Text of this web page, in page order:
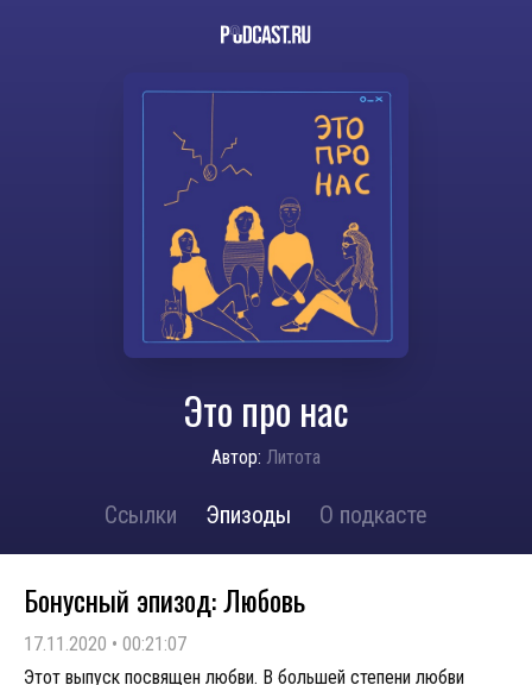
Это про нас
Автор: Литота
Ссылки Эпизоды О подкасте
Бонусный эпизод: Любовь
17.11.2020 • 00:21:07
Этот выпуск посвящен любви. В большей степени любви